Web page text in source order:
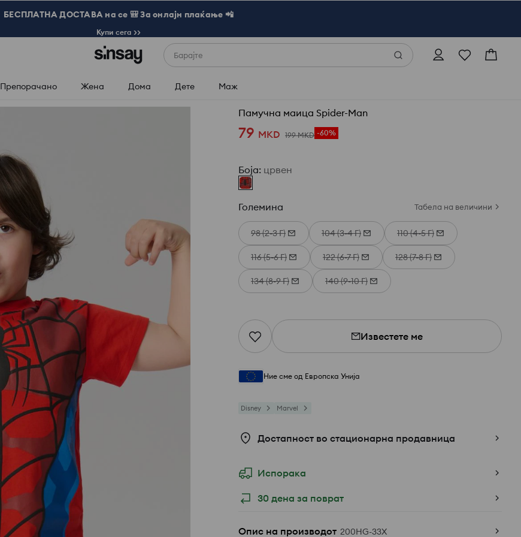
БЕСПЛАТНА ДОСТАВА на се 🎒 За онлајн плаќање 📲
Купи сега >>
Барајте
Препорачано Жена Дома Дете Маж
Памучна маица Spider-Man
79 MKD 199 MKD -60%
Боја: црвен
Големина Табела на величини
98 (2-3 Г) 104 (3-4 Г) 110 (4-5 Г)
116 (5-6 Г) 122 (6-7 Г) 128 (7-8 Г)
134 (8-9 Г) 140 (9-10 Г)
Известете ме
Ние сме од Европска Унија
Disney Marvel
Достапност во стационарна продавница
Испорака
30 дена за поврат
Опис на производот 200HG-33X